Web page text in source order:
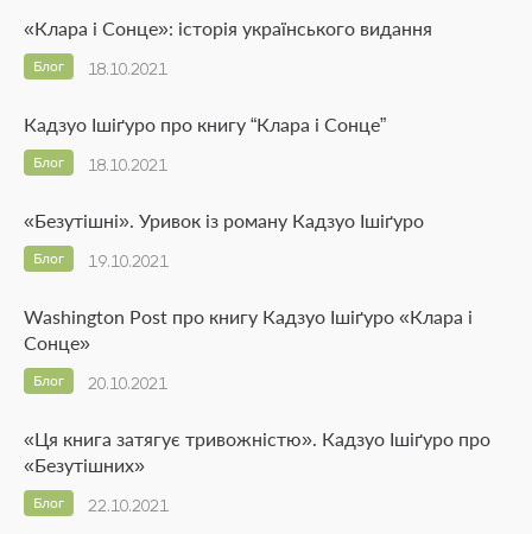
«Клара і Сонце»: історія українського видання
18.10.2021
Блог
Кадзуо Ішіґуро про книгу “Клара і Сонце”
18.10.2021
Блог
«Безутішні». Уривок із роману Кадзуо Ішіґуро
19.10.2021
Блог
Washington Post про книгу Кадзуо Ішіґуро «Клара і
Сонце»
20.10.2021
Блог
«Ця книга затягує тривожністю». Кадзуо Ішіґуро про
«Безутішних»
22.10.2021
Блог